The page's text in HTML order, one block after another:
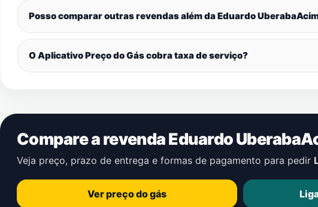
Posso comparar outras revendas além da Eduardo
O Aplicativo Preço do Gás cobra taxa de serviço?
Compare a revenda Eduardo
Veja preço, prazo de entrega e formas de pagamento para pedir
Ver preço do gás